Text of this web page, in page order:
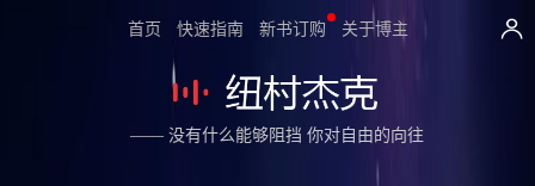
首页 快速指南 新书订购 关于博主
—— 没有什么能够阻挡 你对自由的向往